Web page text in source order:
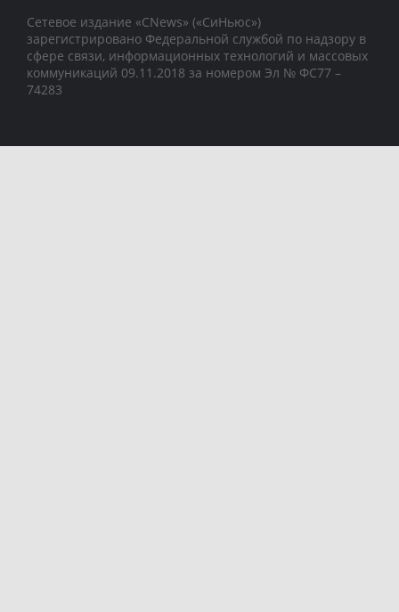
Сетевое издание «CNews» («СиНьюс»)
зарегистрировано Федеральной службой по надзору в
сфере связи, информационных технологий и массовых
коммуникаций 09.11.2018 за номером Эл № ФС77 –
74283